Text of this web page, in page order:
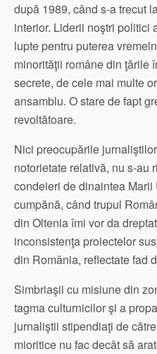
după 1989, când s-a trecut
interior. Liderii noştri politici
lupte pentru puterea
minorităţii române din ţările
secrete, de cele mai multe
ansamblu. O stare de fapt
revoltătoare.
Nici preocupările
notorietate relativă, nu s-au
condeieri de dinaintea
cumpănă, când trupul
din Oltenia îmi vor da
inconsistenţa proiectelor
din România, reflectate fad
Simbriaşii cu misiune din
tagma culturnicilor şi a
jurnaliştii stipendiaţi de
mioritice nu fac decât să